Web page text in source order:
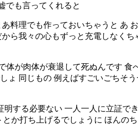
でも言ってくれると
理でも作っておいちゃうと あ
ら我々の心もずっと充電しなく
が肉体が衰退して死ぬんです
同じもの 例えばすごいごちそ
する必要ない 一人一人に立証で
か打ち上げるでしょうに ほんの